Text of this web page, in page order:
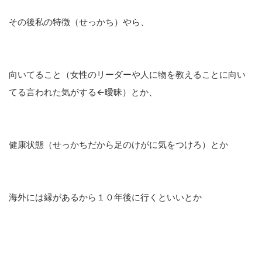
その後私の特徴（せっかち）やら、
向いてること（女性のリーダーや人に物を教えることに向い
てる言われた気がする←曖昧）とか、
健康状態（せっかちだから足のけがに気をつけろ）とか
海外には縁があるから１０年後に行くといいとか